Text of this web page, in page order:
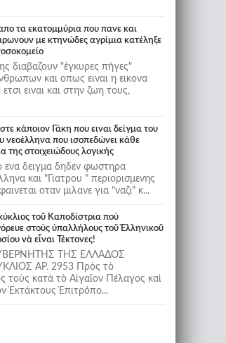
τα εκατομμύρια που πανε και
με κτηνώδες αγρίμια κατέληξε
διαβαζουν "έγκυρες πήγες"
και οπως ειναι η εικονα
ειναι και στην ζωη τους,
κάποιον Γάκη που ειναι δείγμα του
νεοέλληνα που ισοπεδώνει κάθε
της στοιχειώδους λογικής
ενα δειγμα δηδεν φωστηρα
και "Γιατρου " περιορισμενης
οταν μιλανε για "ναζι" κ...
τοῦ Καποδίστρια ποὺ
στοὺς ὑπαλλήλους τοῦ Ἑλληνικοῦ
νὰ εἶναι Τέκτονες!
ΤΗΣ ΕΛΛΑΔΟΣ
ΑΡ. 2953 Πρὸς τὸ
τοὺς κατὰ τὸ Αἰγαῖον Πέλαγος καὶ
Ἐκτάκτους Ἐπιτρόπο...